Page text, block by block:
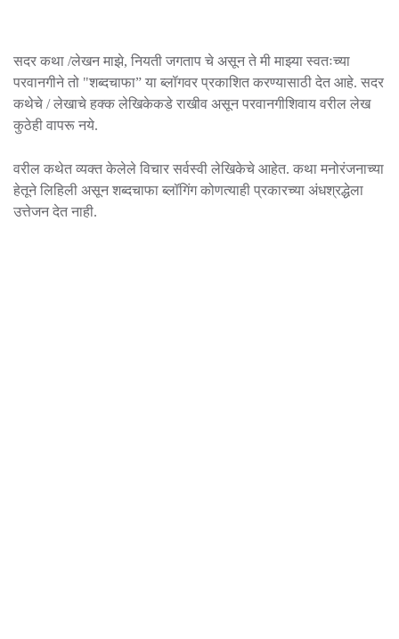
सदर कथा /लेखन माझे, नियती जगताप चे असून ते मी माझ्या स्वतःच्या
परवानगीने तो "शब्दचाफा” या ब्लॉगवर प्रकाशित करण्यासाठी देत आहे. सदर
कथेचे / लेखाचे हक्क लेखिकेकडे राखीव असून परवानगीशिवाय वरील लेख
कुठेही वापरू नये.
वरील कथेत व्यक्त केलेले विचार सर्वस्वी लेखिकेचे आहेत. कथा मनोरंजनाच्या
हेतूने लिहिली असून शब्दचाफा ब्लॉगिंग कोणत्याही प्रकारच्या अंधश्रद्धेला
उत्तेजन देत नाही.